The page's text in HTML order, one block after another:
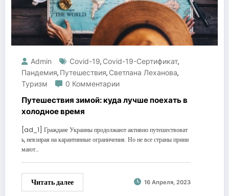
Admin Covid-19, Covid-19-Сертификат,
Пандемия, Путешествия, Светлана Леханова,
Туризм
0 Комментарии
Путешествия зимой: куда лучше поехать в
холодное время
[ad_1] Граждане Украины продолжают активно путешествоват
ь, невзирая на карантинные ограничения. Но не все страны прини
мают…
Читать далее 16 Апреля, 2023